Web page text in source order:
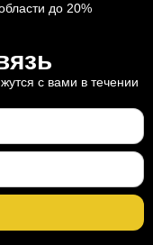
до 20%
с вами в течении